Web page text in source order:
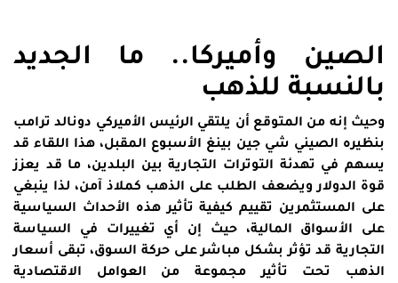
الصين وأميركا.. ما الجديد
بالنسبة للذهب
وحيث إنه من المتوقع أن يلتقي الرئيس الأميركي دونالد ترامب
بنظيره الصيني شي جين بينغ الأسبوع المقبل، هذا اللقاء قد
يسهم في تهدئة التوترات التجارية بين البلدين، ما قد يعزز
قوة الدولار ويضعف الطلب على الذهب كملاذ آمن، لذا ينبغي
على المستثمرين تقييم كيفية تأثير هذه الأحداث السياسية
على الأسواق المالية، حيث إن أي تغييرات في السياسة
التجارية قد تؤثر بشكل مباشر على حركة السوق، تبقى أسعار
الذهب تحت تأثير مجموعة من العوامل الاقتصادية